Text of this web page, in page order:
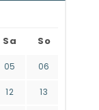
Sa So
05 06
12 13